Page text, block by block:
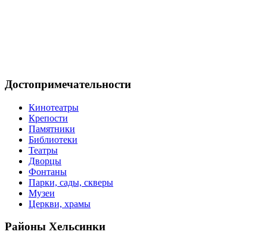
Достопримечательности
Кинотеатры
Крепости
Памятники
Библиотеки
Театры
Дворцы
Фонтаны
Парки, сады, скверы
Музеи
Церкви, храмы
Районы Хельсинки